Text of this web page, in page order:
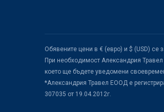
Обявените цени в € (евро) и $ (USD) се
При необходимост Александрия
което ще бъдете уведомени
*Александрия Травел ЕООД е
307035 от 19.04.2012г.